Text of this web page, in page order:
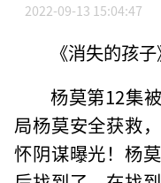
2022-09-13 15:04:47
《消失的孩
杨莫第12集
局杨莫安全获救
怀阴谋曝光！杨